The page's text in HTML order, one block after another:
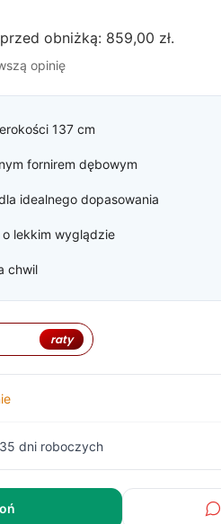
zł.
cena
wynosi:
859,00 zł.
obniżką: 859,00 zł.
opinię
137 cm
fornirem dębowym
idealnego dopasowania
lekkim wyglądzie
chwil
raty
dni roboczych